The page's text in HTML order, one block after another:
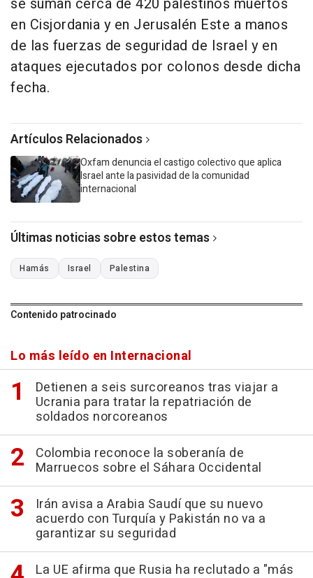
se suman cerca de 420 palestinos muertos
en Cisjordania y en Jerusalén Este a manos
de las fuerzas de seguridad de Israel y en
ataques ejecutados por colonos desde dicha
fecha.
Artículos Relacionados
Oxfam denuncia el castigo colectivo que aplica
Israel ante la pasividad de la comunidad
internacional
Últimas noticias sobre estos temas
Hamás Israel Palestina
Contenido patrocinado
Lo más leído en Internacional
Detienen a seis surcoreanos tras viajar a
Ucrania para tratar la repatriación de
soldados norcoreanos
Colombia reconoce la soberanía de
Marruecos sobre el Sáhara Occidental
Irán avisa a Arabia Saudí que su nuevo
acuerdo con Turquía y Pakistán no va a
garantizar su seguridad
La UE afirma que Rusia ha reclutado a "más